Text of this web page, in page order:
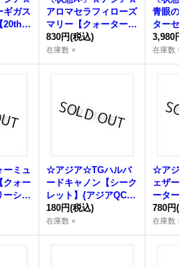
ギガス
20thシ
ジアD
ンク
アロマセラフィローズ
マリー【クォーターセ
ンチュリーシークレッ
ト】{アジアQCCU-JP
164}《シンクロ》
830円(税込)
在庫数 ×
青眼
ター
クレ
CP-
ロ》
3,980
在庫数
ミュ
クォー
ーシー
アQC
ク
☆アジア☆TGハルバ
ードキャノン【シーク
レット】{アジアQCC
P-JP044}《シンク
ロ》
180円(税込)
在庫数 ×
☆ア
ェザ
ータ
ーク
クロ》
780円
在庫数